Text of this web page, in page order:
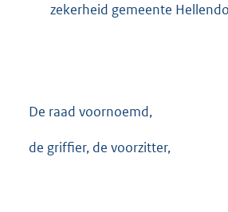
zekerheid gemeente
De raad voornoemd,
de griffier, de voorzitter,